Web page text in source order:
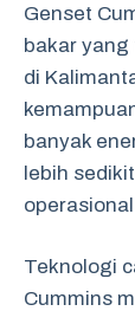
Genset
bakar
di
banyak
lebih
Teknologi
Cummins